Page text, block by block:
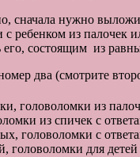
сначала нужно
с ребенком из палочек
его, состоящим из
два (смотрите